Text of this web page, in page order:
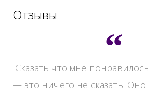
Отзывы
Сказать что мне
— это ничего не сказать.